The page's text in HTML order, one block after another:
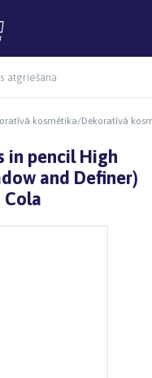
atgriešana
kosmētika/Dekoratīvā
in pencil High
and Definer)
Cola